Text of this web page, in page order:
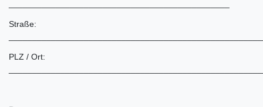
Straße:
PLZ / Ort: